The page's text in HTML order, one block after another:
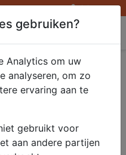
Inloggen
gebruiken?
Analytics om uw
analyseren, om zo
ervaring aan te
gebruikt voor
aan andere partijen